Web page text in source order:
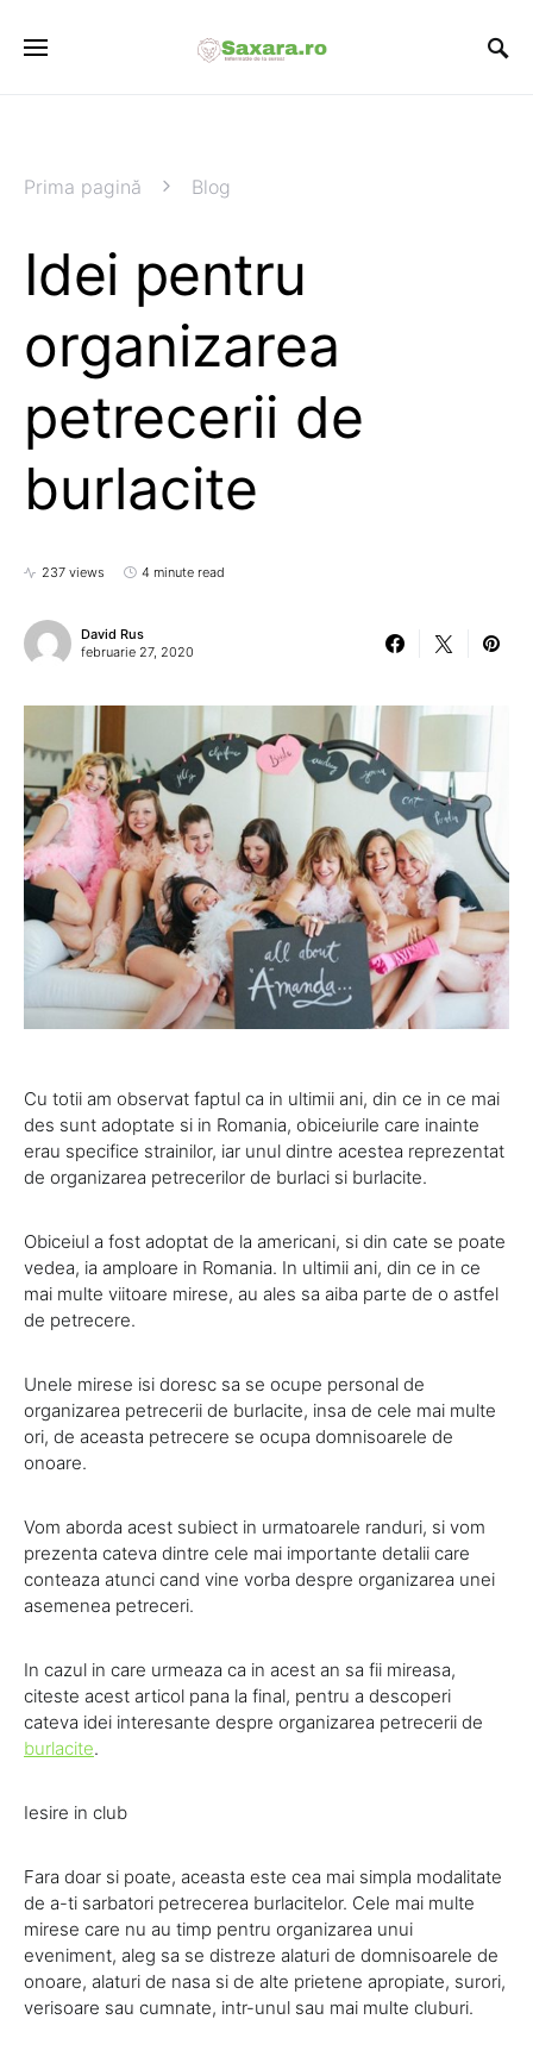
Prima pagină Blog
Idei pentru
organizarea
petrecerii de
burlacite
237 views 4 minute read
David Rus
februarie 27, 2020
Cu totii am observat faptul ca in ultimii ani, din ce in ce mai
des sunt adoptate si in Romania, obiceiurile care inainte
erau specifice strainilor, iar unul dintre acestea reprezentat
de organizarea petrecerilor de burlaci si burlacite.
Obiceiul a fost adoptat de la americani, si din cate se poate
vedea, ia amploare in Romania. In ultimii ani, din ce in ce
mai multe viitoare mirese, au ales sa aiba parte de o astfel
de petrecere.
Unele mirese isi doresc sa se ocupe personal de
organizarea petrecerii de burlacite, insa de cele mai multe
ori, de aceasta petrecere se ocupa domnisoarele de
onoare.
Vom aborda acest subiect in urmatoarele randuri, si vom
prezenta cateva dintre cele mai importante detalii care
conteaza atunci cand vine vorba despre organizarea unei
asemenea petreceri.
In cazul in care urmeaza ca in acest an sa fii mireasa,
citeste acest articol pana la final, pentru a descoperi
cateva idei interesante despre organizarea petrecerii de
burlacite.
Iesire in club
Fara doar si poate, aceasta este cea mai simpla modalitate
de a-ti sarbatori petrecerea burlacitelor. Cele mai multe
mirese care nu au timp pentru organizarea unui
eveniment, aleg sa se distreze alaturi de domnisoarele de
onoare, alaturi de nasa si de alte prietene apropiate, surori,
verisoare sau cumnate, intr-unul sau mai multe cluburi.